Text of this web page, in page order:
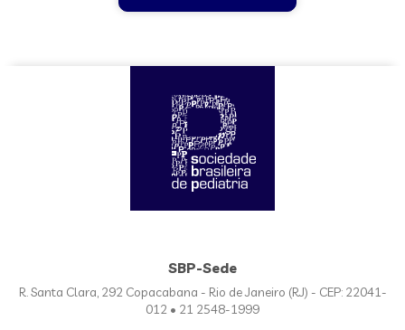
SBP-Sede
R. Santa Clara, 292 Copacabana - Rio de Janeiro (RJ) - CEP: 22041-
012 • 21 2548-1999